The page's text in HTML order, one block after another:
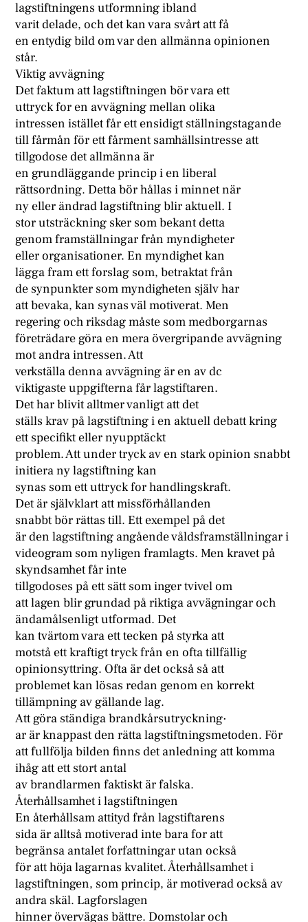
lagstiftningens utformning ibland
varit delade, och det kan vara svårt att få
en entydig bild om var den allmänna opinionen
står.
Viktig avvägning
Det faktum att lagstiftningen bör vara ett
uttryck for en avvägning mellan olika
intressen istället får ett ensidigt ställningstagande
till fårmån för ett fårment samhällsintresse att
tillgodose det allmänna är
en grundläggande princip i en liberal
rättsordning. Detta bör hållas i minnet när
ny eller ändrad lagstiftning blir aktuell. I
stor utsträckning sker som bekant detta
genom framställningar från myndigheter
eller organisationer. En myndighet kan
lägga fram ett forslag som, betraktat från
de synpunkter som myndigheten själv har
att bevaka, kan synas väl motiverat. Men
regering och riksdag måste som medborgarnas
företrädare göra en mera övergripande avvägning
mot andra intressen. Att
verkställa denna avvägning är en av dc
viktigaste uppgifterna får lagstiftaren.
Det har blivit alltmer vanligt att det
ställs krav på lagstiftning i en aktuell debatt kring
ett specifikt eller nyupptäckt
problem. Att under tryck av en stark opinion snabbt
initiera ny lagstiftning kan
synas som ett uttryck for handlingskraft.
Det är självklart att missförhållanden
snabbt bör rättas till. Ett exempel på det
är den lagstiftning angående våldsframställningar i
videogram som nyligen framlagts. Men kravet på
skyndsamhet får inte
tillgodoses på ett sätt som inger tvivel om
att lagen blir grundad på riktiga avvägningar och
ändamålsenligt utformad. Det
kan tvärtom vara ett tecken på styrka att
motstå ett kraftigt tryck från en ofta tillfällig
opinionsyttring. Ofta är det också så att
problemet kan lösas redan genom en korrekt
tillämpning av gällande lag.
Att göra ständiga brandkårsutryckning·
ar är knappast den rätta lagstiftningsmetoden. För
att fullfölja bilden finns det anledning att komma
ihåg att ett stort antal
av brandlarmen faktiskt är falska.
Återhållsamhet i lagstiftningen
En återhållsam attityd från lagstiftarens
sida är alltså motiverad inte bara for att
begränsa antalet forfattningar utan också
för att höja lagarnas kvalitet. Återhållsamhet i
lagstiftningen, som princip, är motiverad också av
andra skäl. Lagforslagen
hinner övervägas bättre. Domstolar och